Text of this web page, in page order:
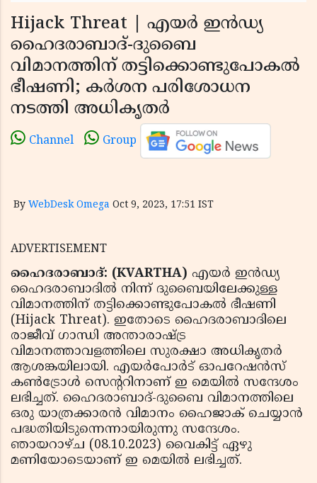
Hijack Threat | എയര്‍ ഇന്‍ഡ്യ
ഹൈദരാബാദ്-ദുബൈ
വിമാനത്തിന് തട്ടിക്കൊണ്ടുപോകല്‍
ഭീഷണി; കര്‍ശന പരിശോധന
നടത്തി അധികൃതര്‍
Channel Group
By WebDesk Omega Oct 9, 2023, 17:51 IST
ADVERTISEMENT
ഹൈദരാബാദ്: (KVARTHA) എയര്‍ ഇന്‍ഡ്യ
ഹൈദരാബാദില്‍ നിന്ന് ദുബൈയിലേക്കുള്ള
വിമാനത്തിന് തട്ടിക്കൊണ്ടുപോകല്‍ ഭീഷണി
(Hijack Threat). ഇതോടെ ഹൈദരാബാദിലെ
രാജീവ് ഗാന്ധി അന്താരാഷ്ട്ര
വിമാനത്താവളത്തിലെ സുരക്ഷാ അധികൃതര്‍
ആശങ്കയിലായി. എയര്‍പോര്‍ട് ഓപറേഷന്‍സ്
കണ്‍ട്രോള്‍ സെന്ററിനാണ് ഇ മെയില്‍ സന്ദേശം
ലഭിച്ചത്. ഹൈദരാബാദ്-ദുബൈ വിമാനത്തിലെ
ഒരു യാത്രക്കാരന്‍ വിമാനം ഹൈജാക് ചെയ്യാന്‍
പദ്ധതിയിടുന്നെന്നായിരുന്നു സന്ദേശം.
ഞായറാഴ്ച (08.10.2023) വൈകിട്ട് ഏഴു
മണിയോടെയാണ് ഇ മെയില്‍ ലഭിച്ചത്.